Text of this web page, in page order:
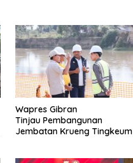
Wapres Gibran
Tinjau Pembangunan
Jembatan Krueng Tingkeum